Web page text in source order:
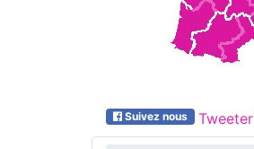
Suivez nous Tweeter